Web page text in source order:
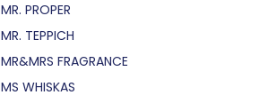
MR. PROPER
MR. TEPPICH
MR&MRS FRAGRANCE
MS WHISKAS